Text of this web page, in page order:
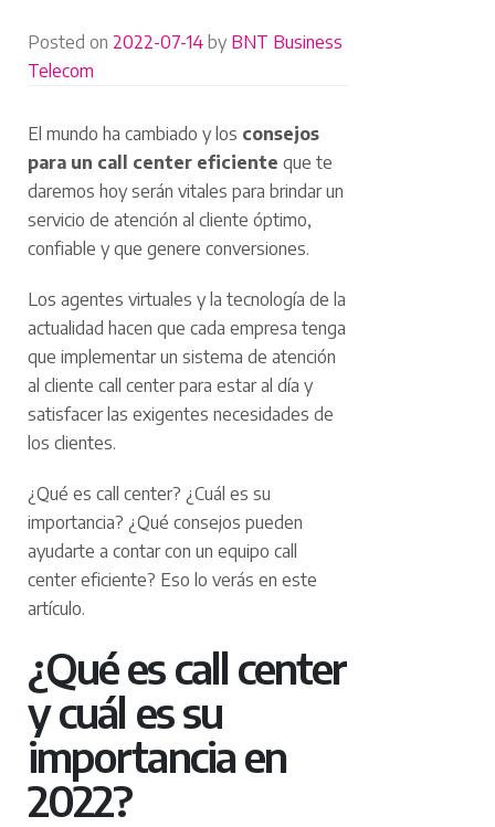
Posted on 2022-07-14 by BNT Business
Telecom
El mundo ha cambiado y los consejos
para un call center eficiente que te
daremos hoy serán vitales para brindar un
servicio de atención al cliente óptimo,
confiable y que genere conversiones.
Los agentes virtuales y la tecnología de la
actualidad hacen que cada empresa tenga
que implementar un sistema de atención
al cliente call center para estar al día y
satisfacer las exigentes necesidades de
los clientes.
¿Qué es call center? ¿Cuál es su
importancia? ¿Qué consejos pueden
ayudarte a contar con un equipo call
center eficiente? Eso lo verás en este
artículo.
¿Qué es call center
y cuál es su
importancia en
2022?